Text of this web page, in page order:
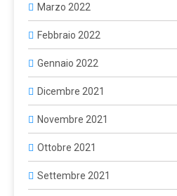
Marzo 2022
Febbraio 2022
Gennaio 2022
Dicembre 2021
Novembre 2021
Ottobre 2021
Settembre 2021